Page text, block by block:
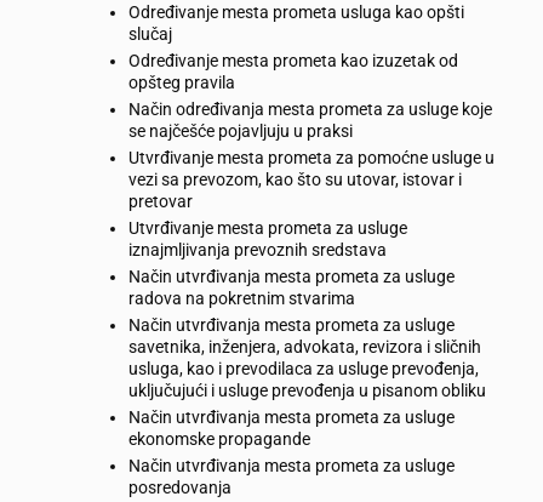
Određivanje mesta prometa usluga kao opšti
slučaj
Određivanje mesta prometa kao izuzetak od
opšteg pravila
Način određivanja mesta prometa za usluge koje
se najčešće pojavljuju u praksi
Utvrđivanje mesta prometa za pomoćne usluge u
vezi sa prevozom, kao što su utovar, istovar i
pretovar
Utvrđivanje mesta prometa za usluge
iznajmljivanja prevoznih sredstava
Način utvrđivanja mesta prometa za usluge
radova na pokretnim stvarima
Način utvrđivanja mesta prometa za usluge
savetnika, inženjera, advokata, revizora i sličnih
usluga, kao i prevodilaca za usluge prevođenja,
uključujući i usluge prevođenja u pisanom obliku
Način utvrđivanja mesta prometa za usluge
ekonomske propagande
Način utvrđivanja mesta prometa za usluge
posredovanja